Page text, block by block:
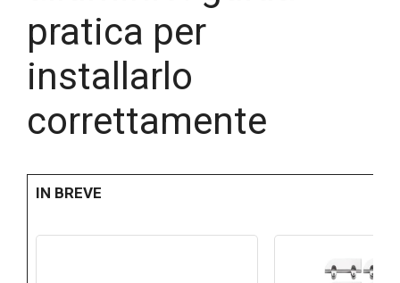
pratica per
installarlo
correttamente
IN BREVE